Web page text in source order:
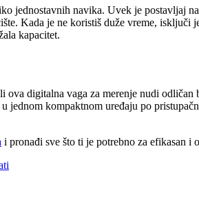
jednostavnih navika. Uvek je postavljaj
Kada je ne koristiš duže vreme,
kapacitet.
digitalna vaga za merenje nudi
kompaktnom uređaju po
i pronađi sve što ti je potrebno za efikasan